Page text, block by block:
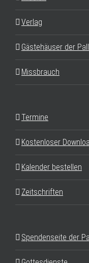
Verlag
Gästehäuser der
Missbrauch
Termine
Kostenloser
Kalender bestellen
Zeitschriften
Spendenseite der